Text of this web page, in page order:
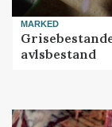
MARKED
avlsbestand